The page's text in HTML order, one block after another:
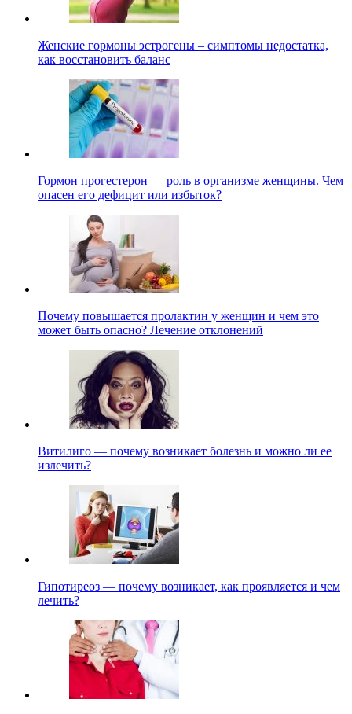
Женские гормоны эстрогены – симптомы недостатка,
как восстановить баланс
Гормон прогестерон — роль в организме женщины. Чем
опасен его дефицит или избыток?
Почему повышается пролактин у женщин и чем это
может быть опасно? Лечение отклонений
Витилиго — почему возникает болезнь и можно ли ее
излечить?
Гипотиреоз — почему возникает, как проявляется и чем
лечить?